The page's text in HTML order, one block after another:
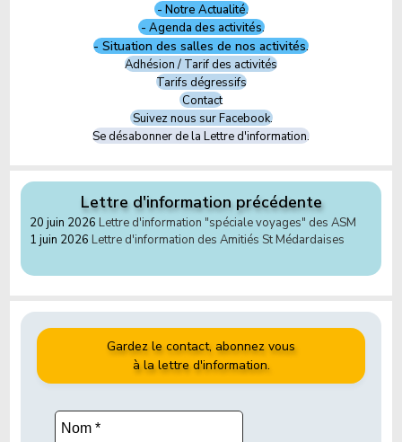
- Notre Actualité.
- Agenda des activités.
- Situation des salles de nos activités.
Adhésion / Tarif des activités
Tarifs dégressifs
Contact
Suivez nous sur Facebook.
Se désabonner de la Lettre d'information.
Lettre d'information précédente
20 juin 2026 Lettre d'information "spéciale voyages" des ASM
1 juin 2026 Lettre d'information des Amitiés St Médardaises
Gardez le contact, abonnez vous
à la lettre d'information.